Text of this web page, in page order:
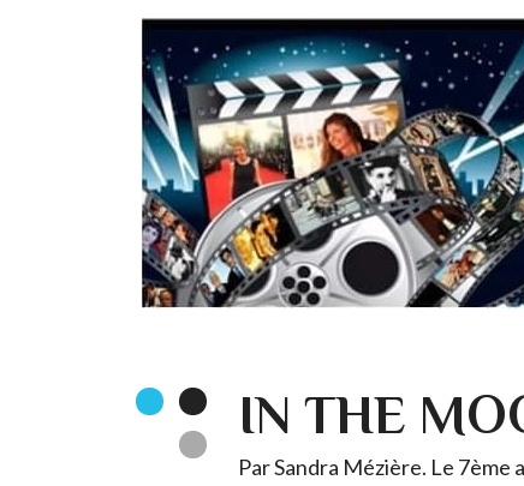
IN THE
Par Sandra Mézière. Le